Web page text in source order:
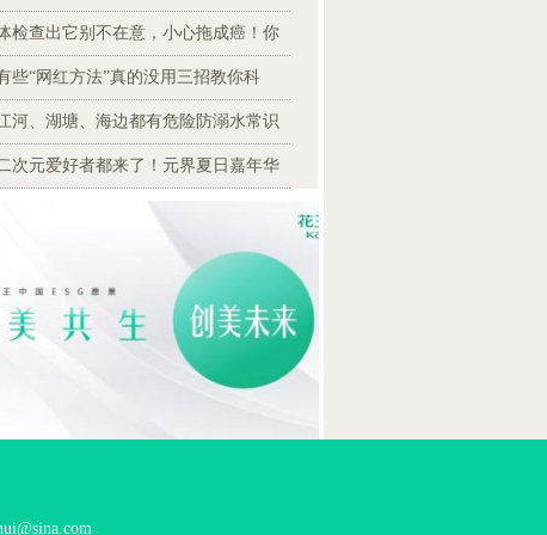
检查出它别不在意，小心拖成癌！你
些“网红方法”真的没用三招教你科
河、湖塘、海边都有危险防溺水常识
次元爱好者都来了！元界夏日嘉年华